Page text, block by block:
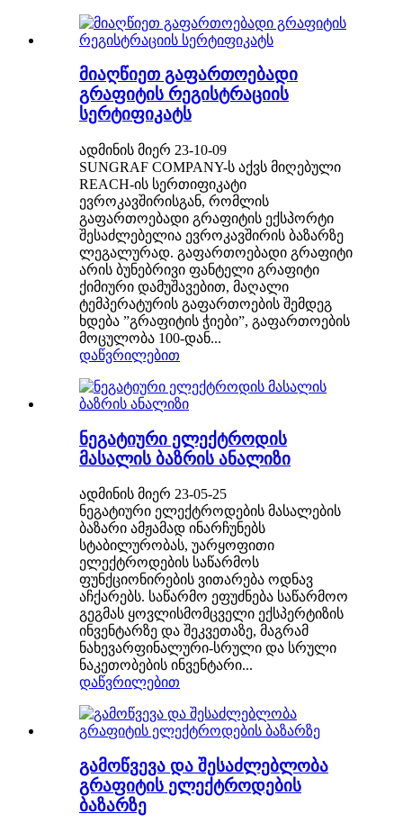
მიაღწიეთ გაფართოებადი
გრაფიტის რეგისტრაციის
სერტიფიკატს
ადმინის მიერ 23-10-09
SUNGRAF COMPANY-ს აქვს მიღებული
REACH-ის სერთიფიკატი
ევროკავშირისგან, რომლის
გაფართოებადი გრაფიტის ექსპორტი
შესაძლებელია ევროკავშირის ბაზარზე
ლეგალურად. გაფართოებადი გრაფიტი
არის ბუნებრივი ფანტელი გრაფიტი
ქიმიური დამუშავებით, მაღალი
ტემპერატურის გაფართოების შემდეგ
ხდება ”გრაფიტის ჭიები”, გაფართოების
მოცულობა 100-დან...
დაწვრილებით
ნეგატიური ელექტროდის
მასალის ბაზრის ანალიზი
ადმინის მიერ 23-05-25
ნეგატიური ელექტროდების მასალების
ბაზარი ამჟამად ინარჩუნებს
სტაბილურობას, უარყოფითი
ელექტროდების საწარმოს
ფუნქციონირების ვითარება ოდნავ
აჩქარებს. საწარმო ეფუძნება საწარმოო
გეგმას ყოვლისმომცველი ექსპერტიზის
ინვენტარზე და შეკვეთაზე, მაგრამ
ნახევარფინალური-სრული და სრული
ნაკეთობების ინვენტარი...
დაწვრილებით
გამოწვევა და შესაძლებლობა
გრაფიტის ელექტროდების
ბაზარზე